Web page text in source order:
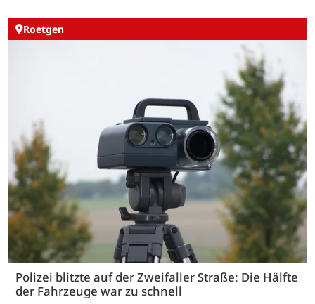
Roetgen
Polizei blitzte auf der Zweifaller Straße: Die Hälfte
der Fahrzeuge war zu schnell